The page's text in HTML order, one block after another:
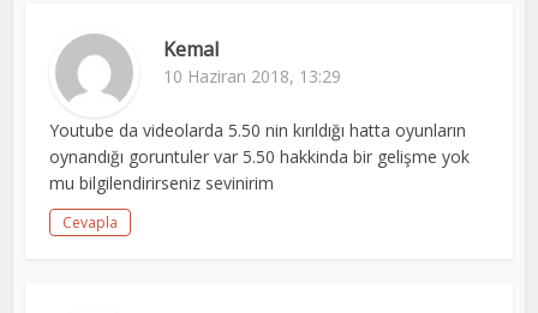
Kemal
10 Haziran 2018, 13:29
Youtube da videolarda 5.50 nin kırıldığı hatta oyunların
oynandığı goruntuler var 5.50 hakkinda bir gelişme yok
mu bilgilendirirseniz sevinirim
Cevapla